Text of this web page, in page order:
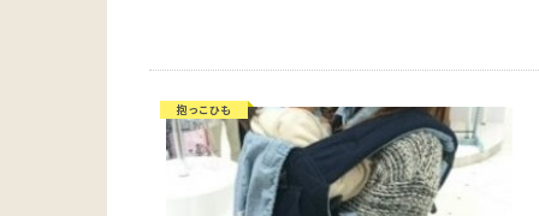
抱っこひも